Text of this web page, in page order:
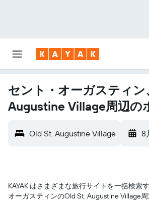
セント・オーガスティン
Augustine Village周辺の
Old St. Augustine Village 8
KAYAK はさまざまな旅行サイトを一括検索
オーガスティン​のOld St. Augustine Village​